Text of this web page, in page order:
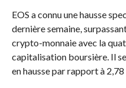
EOS a connu une hausse
dernière semaine,
crypto-monnaie avec la
capitalisation boursière. Il
en hausse par rapport à